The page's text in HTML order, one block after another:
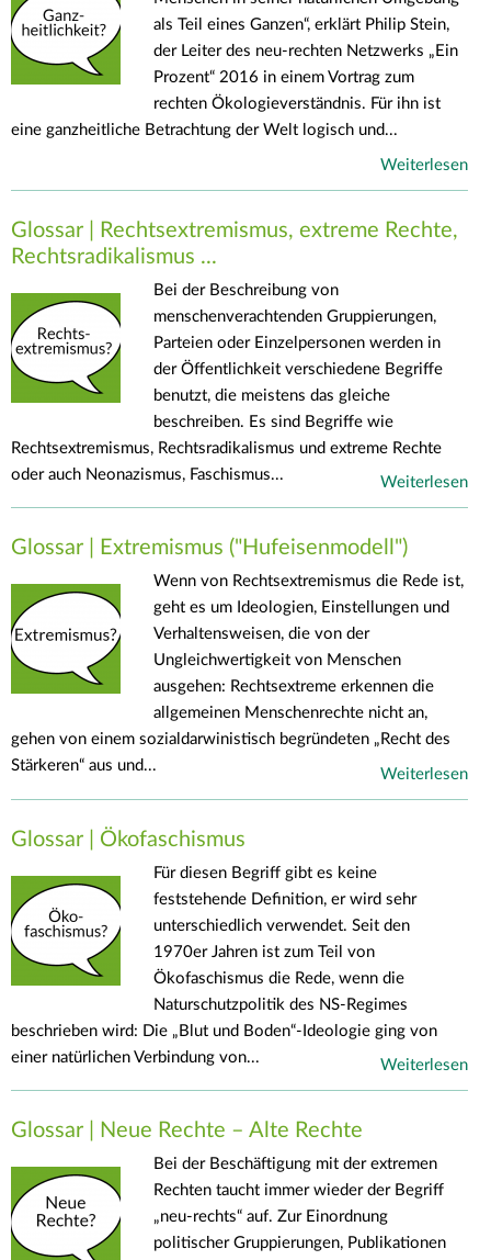
als Teil eines Ganzen“, erklärt Philip Stein,
der Leiter des neu-rechten Netzwerks „Ein
Prozent“ 2016 in einem Vortrag zum
rechten Ökologieverständnis. Für ihn ist
eine ganzheitliche Betrachtung der Welt logisch und...
Weiterlesen
Glossar | Rechtsextremismus, extreme Rechte,
Rechtsradikalismus ...
Bei der Beschreibung von
menschenverachtenden Gruppierungen,
Parteien oder Einzelpersonen werden in
der Öffentlichkeit verschiedene Begriffe
benutzt, die meistens das gleiche
beschreiben. Es sind Begriffe wie
Rechtsextremismus, Rechtsradikalismus und extreme Rechte
oder auch Neonazismus, Faschismus...
Weiterlesen
Glossar | Extremismus ("Hufeisenmodell")
Wenn von Rechtsextremismus die Rede ist,
geht es um Ideologien, Einstellungen und
Verhaltensweisen, die von der
Ungleichwertigkeit von Menschen
ausgehen: Rechtsextreme erkennen die
allgemeinen Menschenrechte nicht an,
gehen von einem sozialdarwinistisch begründeten „Recht des
Stärkeren“ aus und...
Weiterlesen
Glossar | Ökofaschismus
Für diesen Begriff gibt es keine
feststehende Definition, er wird sehr
unterschiedlich verwendet. Seit den
1970er Jahren ist zum Teil von
Ökofaschismus die Rede, wenn die
Naturschutzpolitik des NS-Regimes
beschrieben wird: Die „Blut und Boden“-Ideologie ging von
einer natürlichen Verbindung von...
Weiterlesen
Glossar | Neue Rechte – Alte Rechte
Bei der Beschäftigung mit der extremen
Rechten taucht immer wieder der Begriff
„neu-rechts“ auf. Zur Einordnung
politischer Gruppierungen, Publikationen